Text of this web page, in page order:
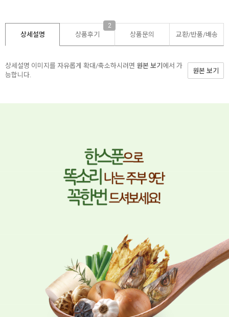
상세설명 상품후기
2
상품문의 교환/반품/배송
상세설명 이미지를 자유롭게 확대/축소하시려면 원본 보기 에서 가
능합니다.
원본 보기